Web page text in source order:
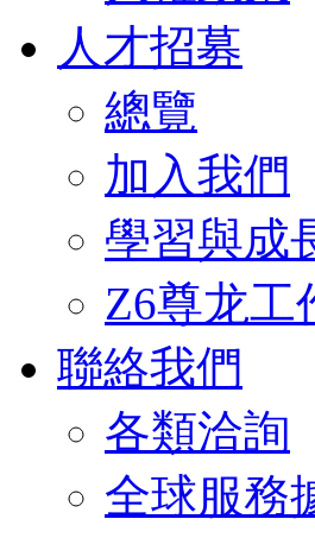
人才招募
總覽
加入我們
學習與成
Z6尊龙工
聯絡我們
各類洽詢
全球服務